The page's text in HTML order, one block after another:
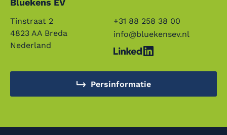
Tinstraat 2
4823 AA Breda
Nederland
+31 88 258 38 00
info@bluekensev.nl
Persinformatie